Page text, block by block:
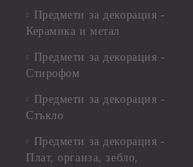
Предмети за декорация -
Керамика и метал
Предмети за декорация -
Стирофом
Предмети за декорация -
Стъкло
Предмети за декорация -
Плат, органза, зебло,